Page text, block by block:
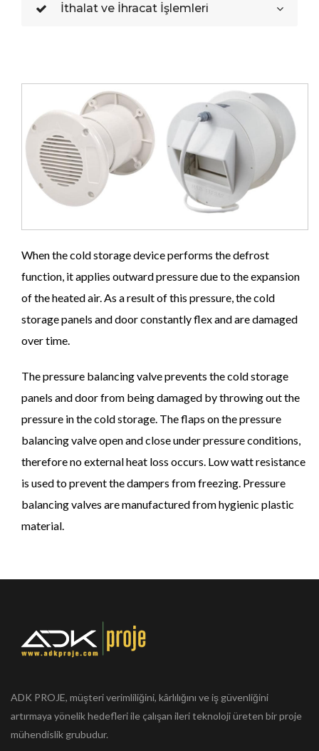
İthalat ve İhracat İşlemleri
When the cold storage device performs the defrost
function, it applies outward pressure due to the expansion
of the heated air. As a result of this pressure, the cold
storage panels and door constantly flex and are damaged
over time.
The pressure balancing valve prevents the cold storage
panels and door from being damaged by throwing out the
pressure in the cold storage. The flaps on the pressure
balancing valve open and close under pressure conditions,
therefore no external heat loss occurs. Low watt resistance
is used to prevent the dampers from freezing. Pressure
balancing valves are manufactured from hygienic plastic
material.
ADK PROJE, müşteri verimliliğini, kârlılığını ve iş güvenliğini
artırmaya yönelik hedefleri ile çalışan ileri teknoloji üreten bir proje
mühendislik grubudur.